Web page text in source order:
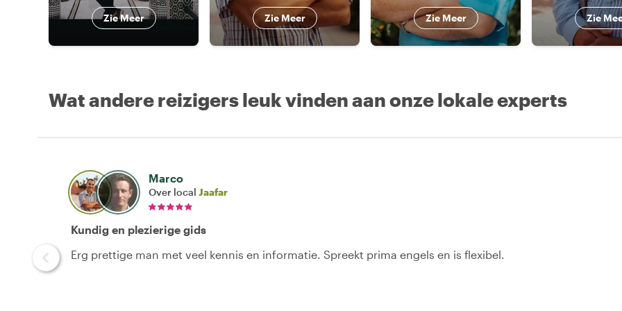
Zie Meer Zie Meer Zie Meer Zie
Wat andere reizigers leuk vinden aan onze lokale experts
Marco
Over local Jaafar
Kundig en plezierige gids
Erg prettige man met veel kennis en informatie. Spreekt prima engels en is flexibel.